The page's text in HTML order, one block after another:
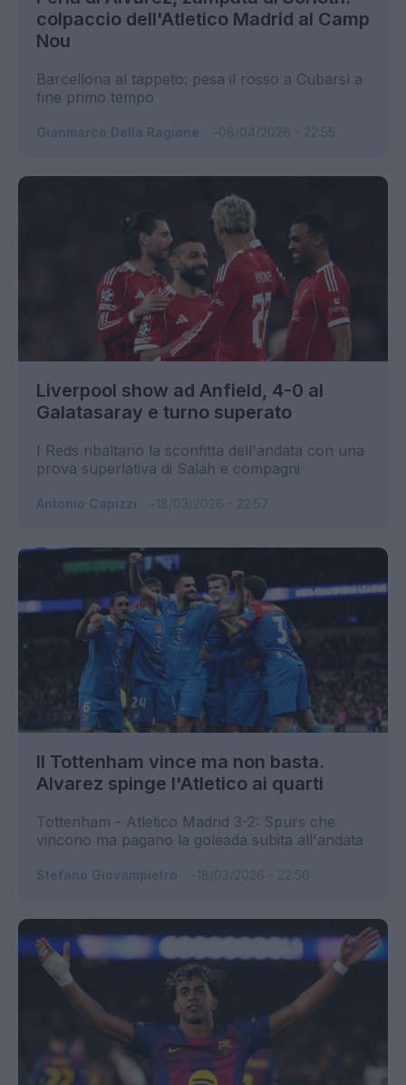
colpaccio dell'Atletico Madrid al Camp
Nou
Barcellona al tappeto: pesa il rosso a Cubarsì a
fine primo tempo
Liverpool show ad Anfield, 4-0 al
Galatasaray e turno superato
I Reds ribaltano la sconfitta dell'andata con una
prova superlativa di Salah e compagni
Il Tottenham vince ma non basta.
Alvarez spinge l'Atletico ai quarti
Tottenham - Atletico Madrid 3-2: Spurs che
vincono ma pagano la goleada subita all'andata